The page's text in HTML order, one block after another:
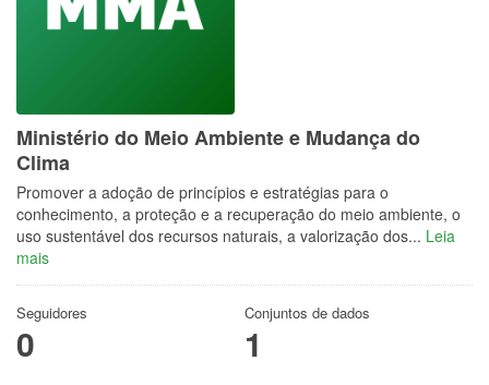
Ministério do Meio Ambiente e Mudança do
Clima
Promover a adoção de princípios e estratégias para o
conhecimento, a proteção e a recuperação do meio ambiente, o
uso sustentável dos recursos naturais, a valorização dos... Leia
mais
Seguidores
0
Conjuntos de dados
1